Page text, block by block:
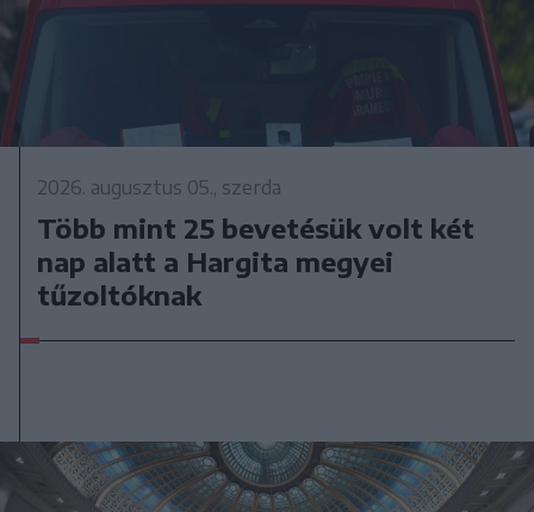
2026. augusztus 05., szerda
Több mint 25 bevetésük volt két
nap alatt a Hargita megyei
tűzoltóknak